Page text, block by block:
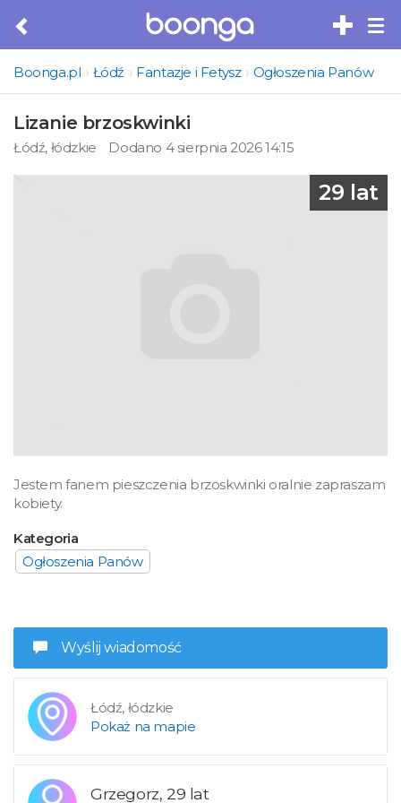
Boonga.pl
Łódź Fantazje i Fetysz Ogłoszenia Panów
Lizanie brzoskwinki
Łódź, łódzkie Dodano 4 sierpnia 2026 14:15
29 lat
Jestem fanem pieszczenia brzoskwinki oralnie zapraszam
kobiety.
Kategoria
Ogłoszenia Panów
Wyślij wiadomość
Łódź, łódzkie
Pokaż na mapie
Grzegorz, 29 lat